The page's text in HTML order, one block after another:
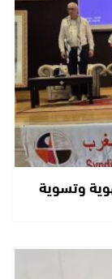
وتسوية